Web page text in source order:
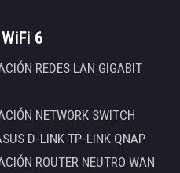
6
REDES LAN GIGABIT
NETWORK SWITCH
D-LINK TP-LINK QNAP
ROUTER NEUTRO WAN